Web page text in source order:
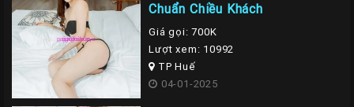
Chuẩn Chiều Khách
Giá gọi: 700K
Lượt xem: 10992
TP Huế
04-01-2025